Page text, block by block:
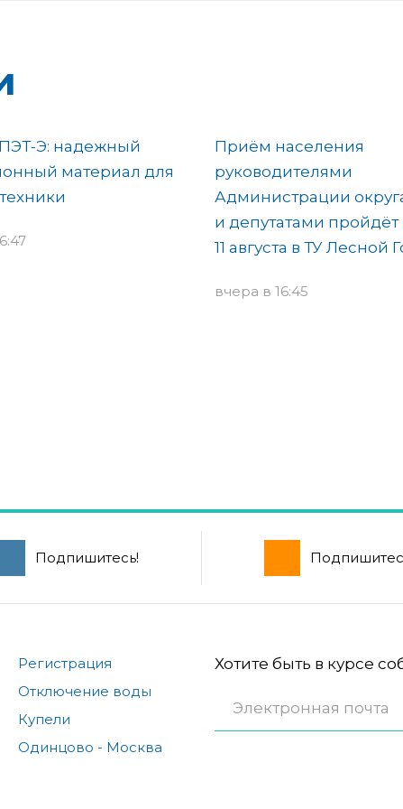
Э: надежный
материал для
Приём населения
руководителями
Администрации
и депутатами пройдёт
11 августа в ТУ Лесной
вчера в 16:45
Подпишитесь!
Регистрация
Отключение воды
Купели
Одинцово - Москва
Хотите быть в курсе